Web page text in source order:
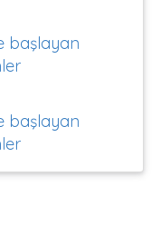
başlayan
başlayan